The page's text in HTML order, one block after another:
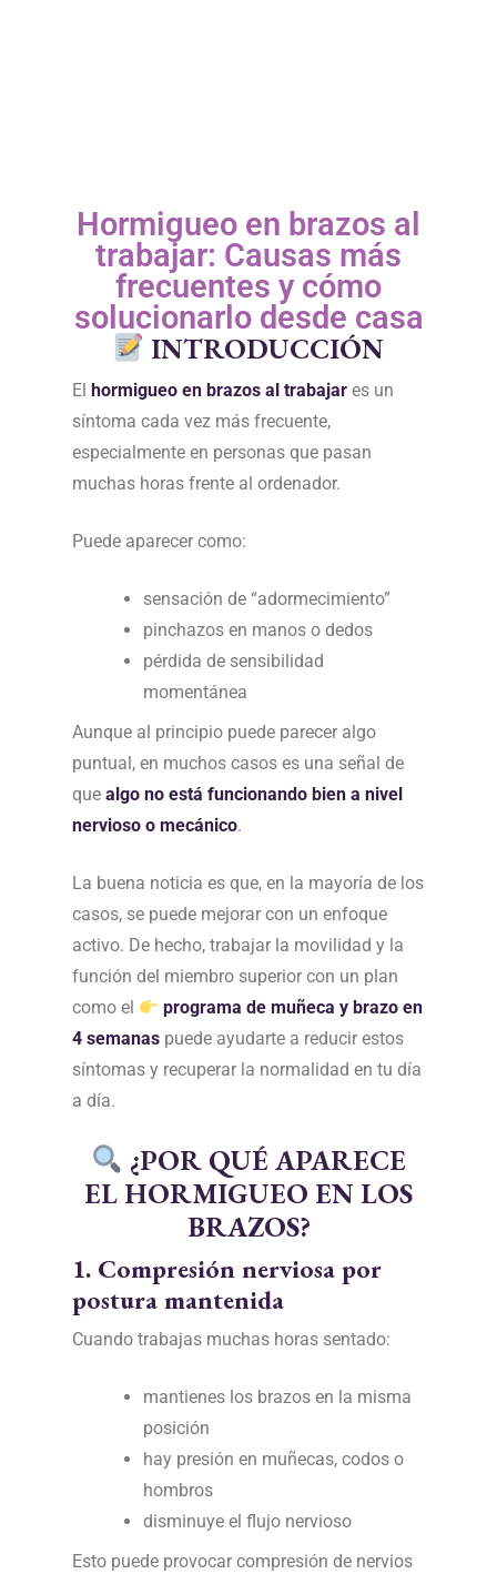
Hormigueo en brazos al
trabajar: Causas más
frecuentes y cómo
solucionarlo desde casa
INTRODUCCIÓN
El hormigueo en brazos al trabajar es un
síntoma cada vez más frecuente,
especialmente en personas que pasan
muchas horas frente al ordenador.
Puede aparecer como:
sensación de “adormecimiento”
pinchazos en manos o dedos
pérdida de sensibilidad
momentánea
Aunque al principio puede parecer algo
puntual, en muchos casos es una señal de
que algo no está funcionando bien a nivel
nervioso o mecánico.
La buena noticia es que, en la mayoría de los
casos, se puede mejorar con un enfoque
activo. De hecho, trabajar la movilidad y la
función del miembro superior con un plan
como el
programa de muñeca y brazo en
4 semanas puede ayudarte a reducir estos
síntomas y recuperar la normalidad en tu día
a día.
¿POR QUÉ APARECE
EL HORMIGUEO EN LOS
BRAZOS?
1. Compresión nerviosa por
postura mantenida
Cuando trabajas muchas horas sentado:
mantienes los brazos en la misma
posición
hay presión en muñecas, codos o
hombros
disminuye el flujo nervioso
Esto puede provocar compresión de nervios